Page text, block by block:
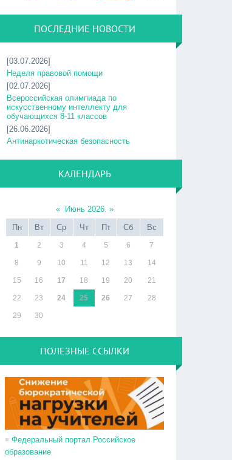
ПОСЛЕДНИЕ НОВОСТИ
[03.07.2026]
Неделя правовой помощи
[02.07.2026]
Всероссийская олимпиада по
искусственному интеллекту для
обучающихся 8-11 классов
[26.06.2026]
Антинаркотическая безопасность
КАЛЕНДАРЬ
« Июнь 2026 »
Пн
Вт Ср Чт Пт Сб Вс
1 2 3 4 5 6 7
8 9 10 11 12 13 14
15 16 17 18 19 20 21
22 23 24 25 26 27 28
29 30
ПОЛЕЗНЫЕ ССЫЛКИ
Федеральный портал Российское
образование